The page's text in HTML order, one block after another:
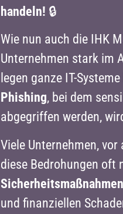
handeln! 🔒
Wie nun auch die IHK
Unternehmen stark im
legen ganze IT-
Phishing, bei dem
abgegriffen werden,
Viele Unternehmen,
diese Bedrohungen oft
Sicherheitsmaßnahmen
und finanziellen